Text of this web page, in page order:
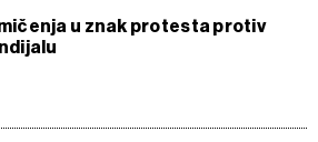
u znak protesta protiv